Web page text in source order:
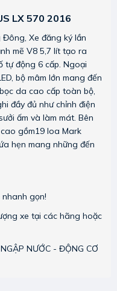
LX 570 2016
Đông, Xe đăng ký lần
mẽ V8 5,7 lít tạo ra
tự động 6 cấp. Ngoại
bộ mâm lớn mang đến
da cao cấp toàn bộ,
đầy đủ như chỉnh điện
ấm và làm mát. Bên
gồm19 loa Mark
hẹn mang những đến
gọn!
xe tại các hãng hoặc
NƯỚC - ĐỘNG CƠ